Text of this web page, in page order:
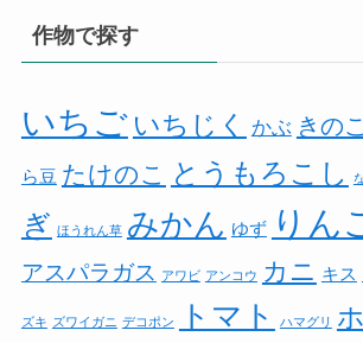
作物で探す
いちご いちじく かぶ きのこ
ら豆 たけのこ とうもろこし
ぎ ほうれん草 みかん ゆず りん
アスパラガス アワビ アンコウ カニ キス
ズキ ズワイガニ デコポン トマト ハマグリ